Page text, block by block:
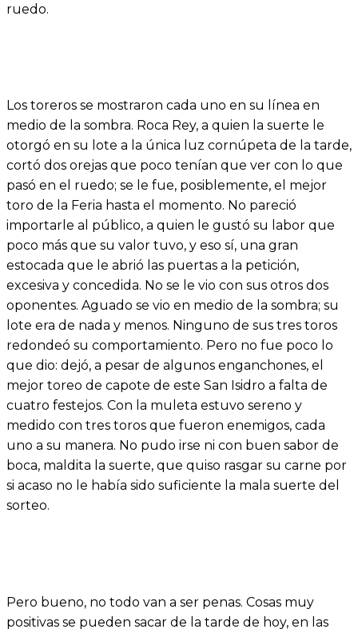
ruedo.
Los toreros se mostraron cada uno en su línea en
medio de la sombra. Roca Rey, a quien la suerte le
otorgó en su lote a la única luz cornúpeta de la tarde,
cortó dos orejas que poco tenían que ver con lo que
pasó en el ruedo; se le fue, posiblemente, el mejor
toro de la Feria hasta el momento. No pareció
importarle al público, a quien le gustó su labor que
poco más que su valor tuvo, y eso sí, una gran
estocada que le abrió las puertas a la petición,
excesiva y concedida. No se le vio con sus otros dos
oponentes. Aguado se vio en medio de la sombra; su
lote era de nada y menos. Ninguno de sus tres toros
redondeó su comportamiento. Pero no fue poco lo
que dio: dejó, a pesar de algunos enganchones, el
mejor toreo de capote de este San Isidro a falta de
cuatro festejos. Con la muleta estuvo sereno y
medido con tres toros que fueron enemigos, cada
uno a su manera. No pudo irse ni con buen sabor de
boca, maldita la suerte, que quiso rasgar su carne por
si acaso no le había sido suficiente la mala suerte del
sorteo.
Pero bueno, no todo van a ser penas. Cosas muy
positivas se pueden sacar de la tarde de hoy, en las